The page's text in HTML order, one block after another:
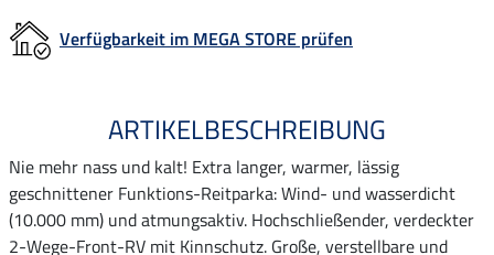
Verfügbarkeit im MEGA STORE prüfen
ARTIKELBESCHREIBUNG
Nie mehr nass und kalt! Extra langer, warmer, lässig
geschnittener Funktions-Reitparka: Wind- und wasserdicht
(10.000 mm) und atmungsaktiv. Hochschließender, verdeckter
2-Wege-Front-RV mit Kinnschutz. Große, verstellbare und